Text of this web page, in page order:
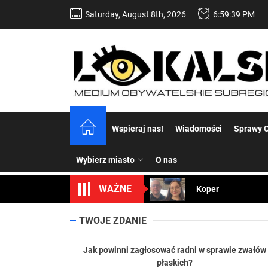
Saturday, August 8th, 2026 6:59:40 PM
Wspieraj nas! Wiadomości Sprawy
Wybierz miasto O nas
WAŻNE
Koper – część 2.
Uwaga Dębieńsko
TWOJE ZDANIE
Jak powinni zagłosować radni w sprawie zwałów
płaskich?